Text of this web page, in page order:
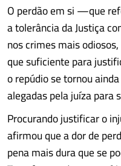
O perdão em si —que
a tolerância da Justiça
nos crimes mais
que suficiente para
o repúdio se tornou
alegadas pela juíza para
Procurando justificar o
afirmou que a dor de
pena mais dura que se